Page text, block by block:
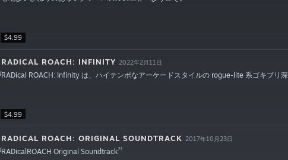
$4.99
$4.99
RADICAL ROACH: INFINITY 2022年2月11日
RADical ROACH: Infinity は、ハイテンポなアーケードスタイルの rogue-lite 系ゴキブリ深
RADICAL ROACH: ORIGINAL SOUNDTRACK 2017年10月23日
RADicalROACH Original Soundtrack